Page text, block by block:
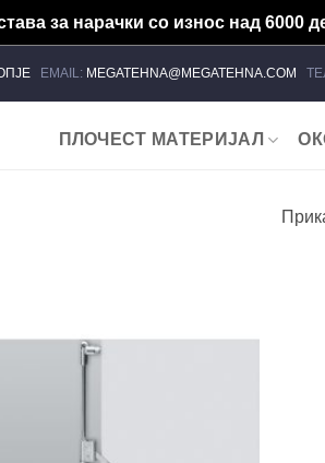
за нарачки со износ над 6000
EMAIL: MEGATEHNA@MEGATEHNA.COM
ПЛОЧЕСТ МАТЕРИЈАЛ
Add to